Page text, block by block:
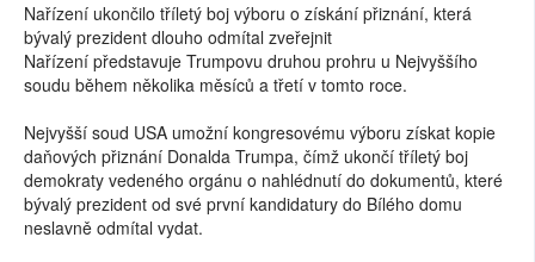
Nařízení ukončilo tříletý boj výboru o získání přiznání, která
bývalý prezident dlouho odmítal zveřejnit
Nařízení představuje Trumpovu druhou prohru u Nejvyššího
soudu během několika měsíců a třetí v tomto roce.
Nejvyšší soud USA umožní kongresovému výboru získat kopie
daňových přiznání Donalda Trumpa, čímž ukončí tříletý boj
demokraty vedeného orgánu o nahlédnutí do dokumentů, které
bývalý prezident od své první kandidatury do Bílého domu
neslavně odmítal vydat.